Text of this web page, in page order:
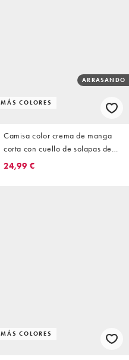
MÁS COLORES
ARRASANDO
Camisa color crema de manga
corta con cuello de solapas de
Jack & Jones
24,99 €
MÁS COLORES